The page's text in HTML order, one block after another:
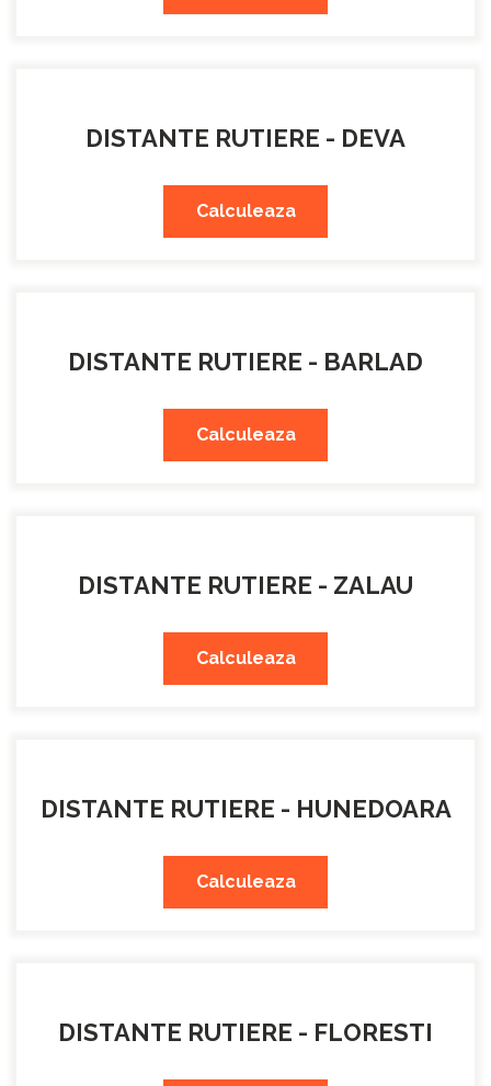
DISTANTE RUTIERE - DEVA
Calculeaza
DISTANTE RUTIERE - BARLAD
Calculeaza
DISTANTE RUTIERE - ZALAU
Calculeaza
DISTANTE RUTIERE - HUNEDOARA
Calculeaza
DISTANTE RUTIERE - FLORESTI